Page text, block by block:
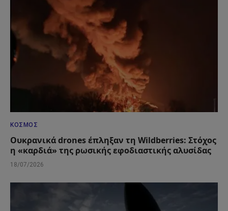
ΚΌΣΜΟΣ
Ουκρανικά drones έπληξαν τη Wildberries: Στόχος
η «καρδιά» της ρωσικής εφοδιαστικής αλυσίδας
18/07/2026